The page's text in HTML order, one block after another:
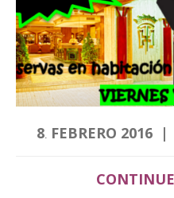
8. FEBRERO 2016